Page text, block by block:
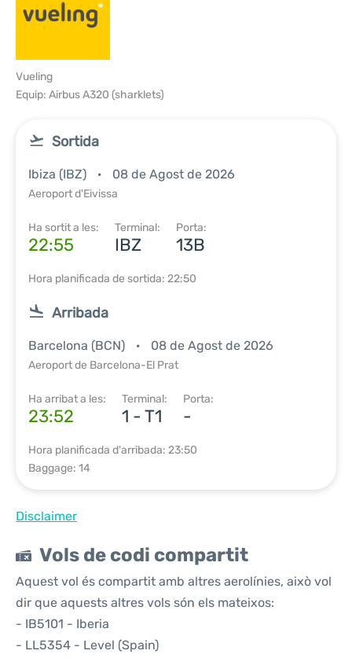
Vueling
Equip: Airbus A320 (sharklets)
Sortida
Ibiza (IBZ) 08 de Agost de 2026
Aeroport d'Eivissa
Ha sortit a les:
22:55
Terminal:
IBZ
Porta:
13B
Hora planificada de sortida: 22:50
Arribada
Barcelona (BCN) 08 de Agost de 2026
Aeroport de Barcelona-El Prat
Ha arribat a les:
23:52
Terminal:
1 - T1
Porta:
-
Hora planificada d'arribada: 23:50
Baggage: 14
Disclaimer
Vols de codi compartit
Aquest vol és compartit amb altres aerolínies, això vol
dir que aquests altres vols són els mateixos:
- IB5101 - Iberia
- LL5354 - Level (Spain)